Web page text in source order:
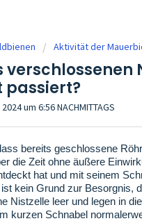
Aktivität der
passiert?
um 6:56 NACHMITTAGS
bereits geschlossene
die Zeit ohne äußere
hat und mit seinem
kein Grund zur Besorgnis,
Nistzelle leer und legen in
kurzen Schnabel